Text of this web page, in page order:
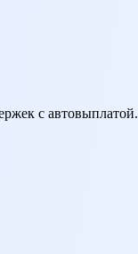
с автовыплатой.